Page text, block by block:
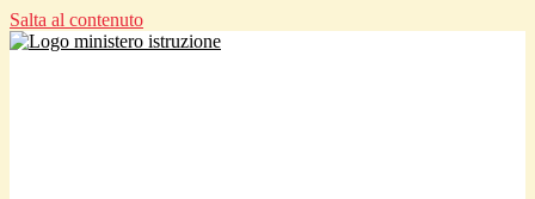
Salta al contenuto